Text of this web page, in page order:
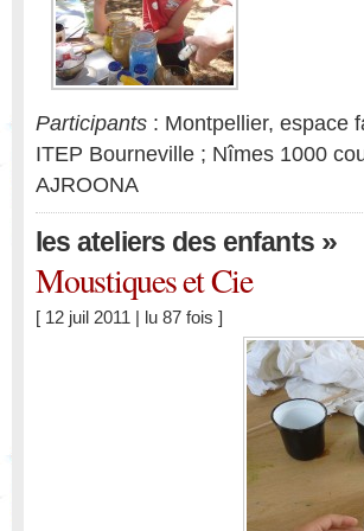
Participants : Montpellier, espace
ITEP Bourneville ; Nîmes 1000
AJROONA
les ateliers des enfants »
Moustiques et Cie
[ 12 juil 2011 | lu 87 fois ]